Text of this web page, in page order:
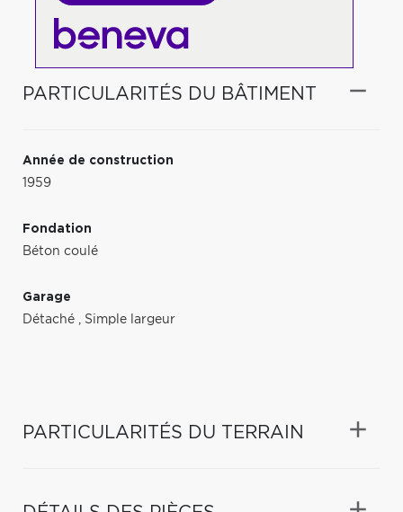
PARTICULARITÉS DU BÂTIMENT
Année de construction
1959
Fondation
Béton coulé
Garage
Détaché , Simple largeur
PARTICULARITÉS DU TERRAIN